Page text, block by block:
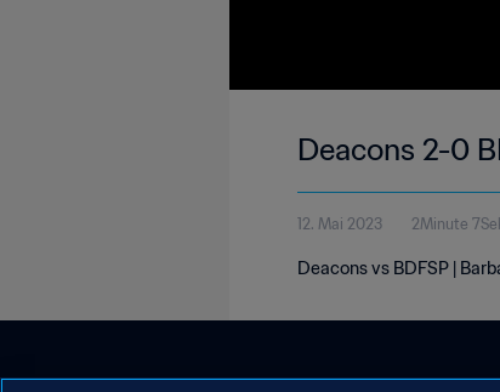
Deacons 2-0
12. Mai 2023 2Minute
Deacons vs BDFSP |